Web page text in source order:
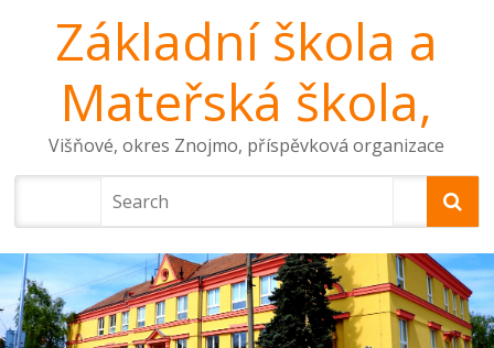
Základní škola a
Mateřská škola,
Višňové, okres Znojmo, příspěvková organizace